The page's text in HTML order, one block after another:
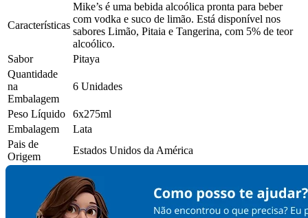
Características
Mike’s é uma bebida alcoólica pronta para beber
com vodka e suco de limão. Está disponível nos
sabores Limão, Pitaia e Tangerina, com 5% de teor
alcoólico.
Sabor
Pitaya
Quantidade
na
Embalagem
6 Unidades
Peso Líquido
6x275ml
Embalagem
Lata
Pais de
Origem
Estados Unidos da América